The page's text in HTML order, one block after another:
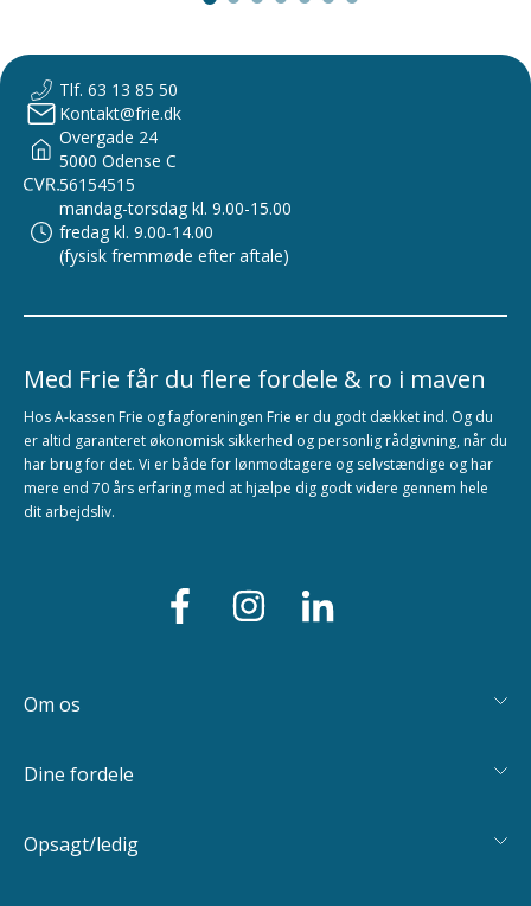
Tlf. 63 13 85 50
Kontakt@frie.dk
Overgade 24
5000 Odense C
56154515
mandag-torsdag kl. 9.00-15.00
fredag kl. 9.00-14.00
(fysisk fremmøde efter aftale)
Med Frie får du flere fordele & ro i maven
Hos A-kassen Frie og fagforeningen Frie er du godt dækket ind. Og du
er altid garanteret økonomisk sikkerhed og personlig rådgivning, når du
har brug for det. Vi er både for lønmodtagere og selvstændige og har
mere end 70 års erfaring med at hjælpe dig godt videre gennem hele
dit arbejdsliv.
Om os
Dine fordele
Opsagt/ledig